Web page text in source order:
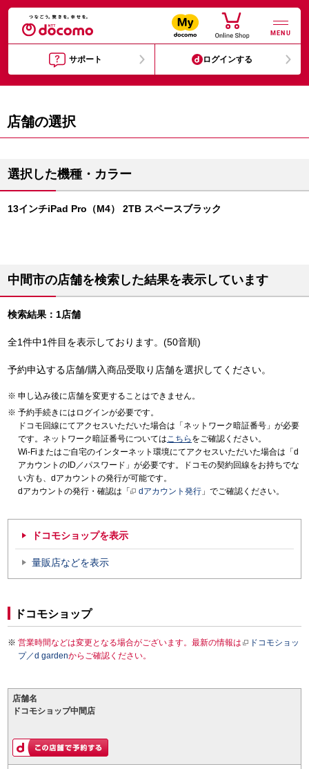
MENU
サポート ログインする
店舗の選択
選択した機種・カラー
13インチiPad Pro（M4） 2TB スペースブラック
中間市の店舗を検索した結果を表示しています
検索結果：1店舗
全1件中1件目を表示しております。(50音順)
予約申込する店舗/購入商品受取り店舗を選択してください。
申し込み後に店舗を変更することはできません。
予約手続きにはログインが必要です。
ドコモ回線にてアクセスいただいた場合は「ネットワーク暗証番号」が必要
です。ネットワーク暗証番号についてはこちら をご確認ください。
Wi-Fiまたはご自宅のインターネット環境にてアクセスいただいた場合は「d
アカウントのID／パスワード」が必要です。ドコモの契約回線をお持ちでな
い方も、dアカウントの発行が可能です。
dアカウントの発行・確認は「
dアカウント発行 」でご確認ください。
ドコモショップを表示
量販店などを表示
ドコモショップ
営業時間などは変更となる場合がございます。最新の情報は
ドコモショッ
プ／d gardenからご確認ください。
店舗名
ドコモショップ中間店